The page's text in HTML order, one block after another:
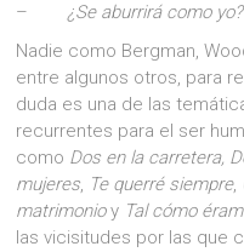
– ¿Se aburrirá como yo?
Nadie como Bergman,
entre algunos otros, para
duda es una de las
recurrentes para el ser
como Dos en la carretera,
mujeres, Te querré siempre,
matrimonioy Tal cómo
las vicisitudes por las que